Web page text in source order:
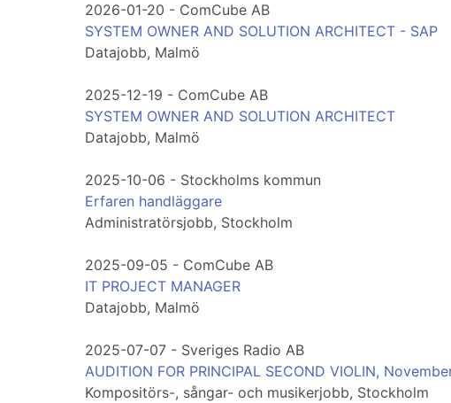
2026-01-20 - ComCube AB
SYSTEM OWNER AND SOLUTION ARCHITECT - SAP
Datajobb, Malmö
2025-12-19 - ComCube AB
SYSTEM OWNER AND SOLUTION ARCHITECT
Datajobb, Malmö
2025-10-06 - Stockholms kommun
Erfaren handläggare
Administratörsjobb, Stockholm
2025-09-05 - ComCube AB
IT PROJECT MANAGER
Datajobb, Malmö
2025-07-07 - Sveriges Radio AB
AUDITION FOR PRINCIPAL SECOND VIOLIN,
Kompositörs-, sångar- och musikerjobb, Stockholm